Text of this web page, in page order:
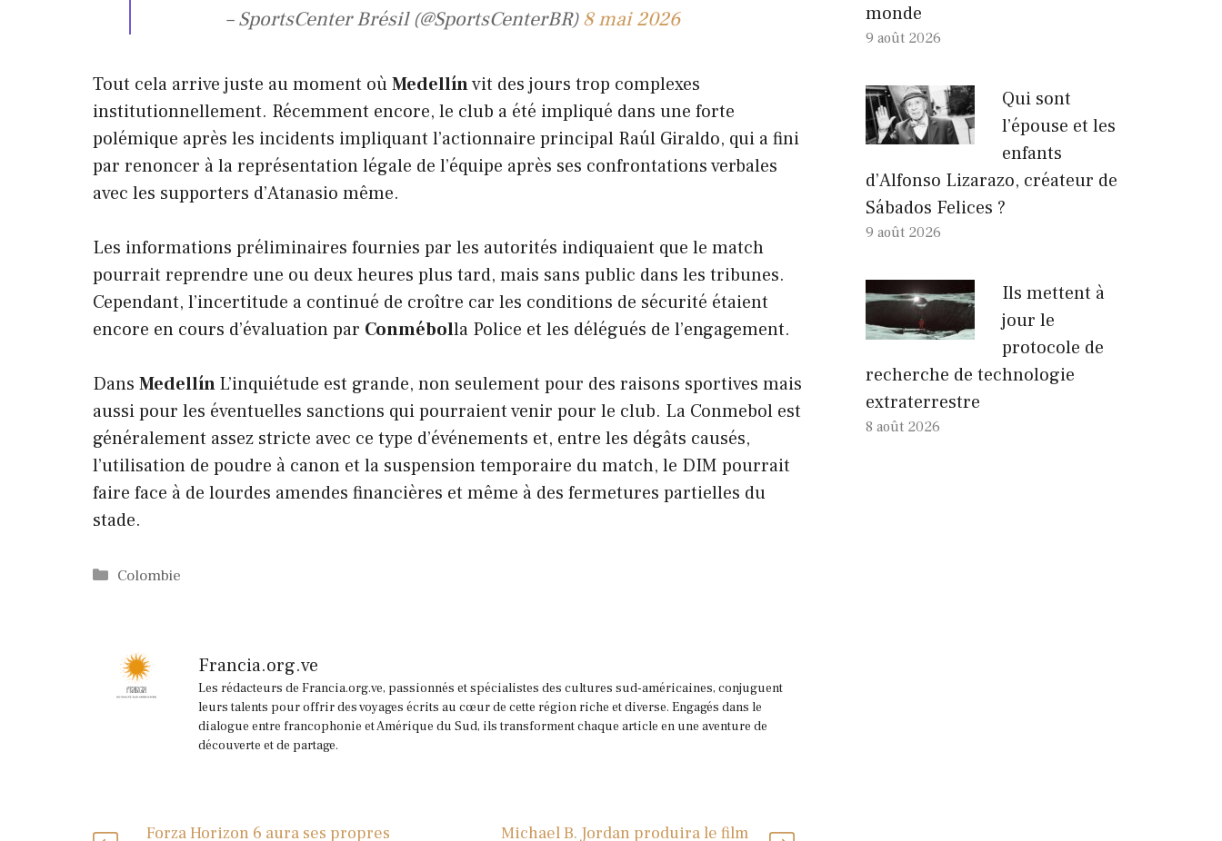
– SportsCenter Brésil (@SportsCenterBR)8 mai 2026
Tout cela arrive juste au moment oùMedellínvit des jours trop complexes
institutionnellement. Récemment encore, le club a été impliqué dans une forte
polémique après les incidents impliquant l’actionnaire principal Raúl Giraldo, qui a fini
par renoncer à la représentation légale de l’équipe après ses confrontations verbales
avec les supporters d’Atanasio même.
Les informations préliminaires fournies par les autorités indiquaient que le match
pourrait reprendre une ou deux heures plus tard, mais sans public dans les tribunes.
Cependant, l’incertitude a continué de croître car les conditions de sécurité étaient
encore en cours d’évaluation par Conmébolla Police et les délégués de l’engagement.
Dans MedellínL’inquiétude est grande, non seulement pour des raisons sportives mais
aussi pour les éventuelles sanctions qui pourraient venir pour le club. La Conmebol est
généralement assez stricte avec ce type d’événements et, entre les dégâts causés,
l’utilisation de poudre à canon et la suspension temporaire du match, le DIM pourrait
faire face à de lourdes amendes financières et même à des fermetures partielles du
stade.
Catégories
Colombie
Francia.org.ve
Les rédacteurs de Francia.org.ve, passionnés et spécialistes des cultures sud-américaines, conjuguent
leurs talents pour offrir des voyages écrits au cœur de cette région riche et diverse. Engagés dans le
dialogue entre francophonie et Amérique du Sud, ils transforment chaque article en une aventure de
découverte et de partage.
Forza Horizon 6 aura ses propres Michael B. Jordan produira le film
monde
9 août 2026
Qui sont
l’épouse et les
enfants
d’Alfonso Lizarazo, créateur de
Sábados Felices ?
9 août 2026
Ils mettent à
jour le
protocole de
recherche de technologie
extraterrestre
8 août 2026